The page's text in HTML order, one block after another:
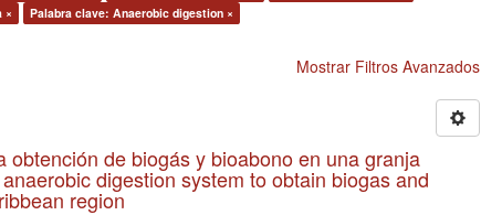
×
Palabra clave: Anaerobic digestion ×
Mostrar Filtros Avanzados
de biogás y bioabono en una granja
digestion system to obtain biogas and
region